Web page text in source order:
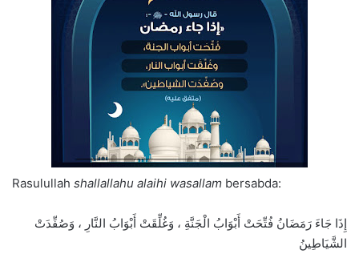
Rasulullah shallallahu alaihi wasallam bersabda:
إِذَا جَاءَ رَمَضَانُ فُتِّحَتْ أَبْوَابُ الْجَنَّةِ ، وَغُلِّقَتْ أَبْوَابُ النَّارِ ، وَصُفِّدَتْ
الشَّيَاطِينُ